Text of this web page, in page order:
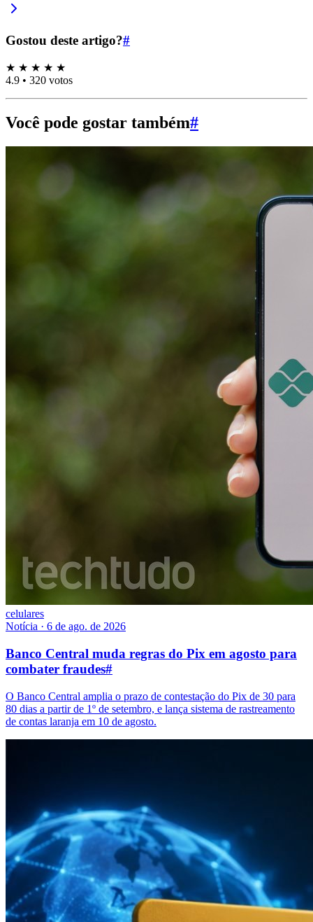
Gostou deste artigo?#
★ ★ ★ ★ ★
4.9 • 320 votos
Você pode gostar também#
celulares
Notícia · 6 de ago. de 2026
Banco Central muda regras do Pix em agosto para
combater fraudes#
O Banco Central amplia o prazo de contestação do Pix de 30 para
80 dias a partir de 1º de setembro, e lança sistema de rastreamento
de contas laranja em 10 de agosto.